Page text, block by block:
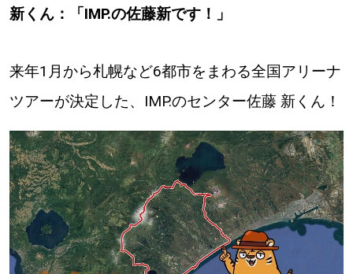
明日への”きっかけ”WEBマガジン
パートナーメディア Sitakkeパートナー
運営会社 広告掲載
情報提供・お問い合わせ 利用規約
新くん：「IMP.の佐藤新です！」
来年1月から札幌など6都市をまわる全国アリーナ
ツアーが決定した、IMP.のセンター佐藤 新くん！